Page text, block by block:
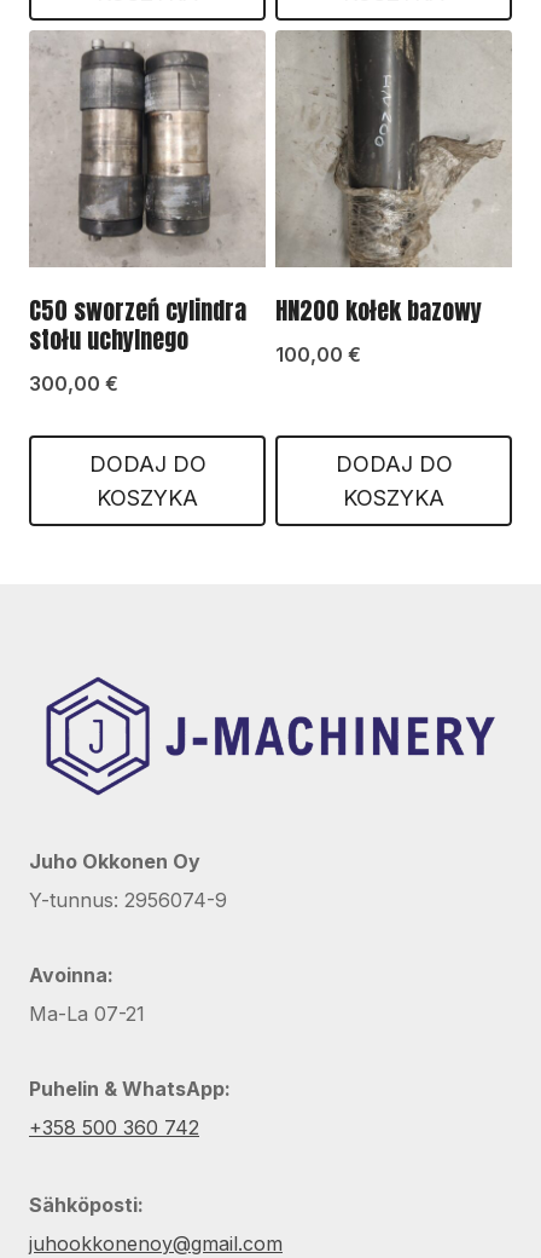
C50 sworzeń cylindra
stołu uchylnego
300,00 €
DODAJ DO
KOSZYKA
HN200 kołek bazowy
100,00 €
DODAJ DO
KOSZYKA
Juho Okkonen Oy
Y-tunnus: 2956074-9
Avoinna:
Ma-La 07-21
Puhelin & WhatsApp:
+358 500 360 742
Sähköposti:
juhookkonenoy@gmail.com